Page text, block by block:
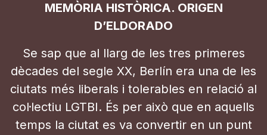
MEMÒRIA HISTÒRICA. ORIGEN
D’ELDORADO
Se sap que al llarg de les tres primeres
dècades del segle XX, Berlín era una de les
ciutats més liberals i tolerables en relació al
col·lectiu LGTBI. És per això que en aquells
temps la ciutat es va convertir en un punt